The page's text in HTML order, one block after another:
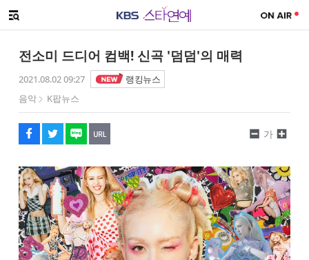
메뉴 열기
전소미 드디어 컴백! 신곡 '덤덤'의 매력
2021.08.02 09:27
랭킹뉴스
음악
K팝뉴스
페이스북
트위터
네이버
URL복사
글씨 작게보기
가
글씨 크게보기
해시태그